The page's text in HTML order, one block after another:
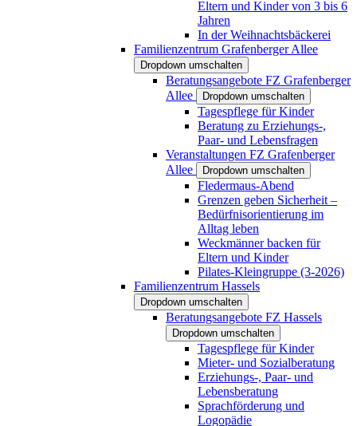
Eltern und Kinder von 3 bis 6
Jahren
In der Weihnachtsbäckerei
Familienzentrum Grafenberger Allee
Dropdown umschalten
Beratungsangebote FZ Grafenberger
Allee
Dropdown umschalten
Tagespflege für Kinder
Beratung zu Erziehungs-,
Paar- und Lebensfragen
Veranstaltungen FZ Grafenberger
Allee
Dropdown umschalten
Fledermaus-Abend
Grenzen geben Sicherheit –
Bedürfnisorientierung im
Alltag leben
Weckmänner backen für
Eltern und Kinder
Pilates-Kleingruppe (3-2026)
Familienzentrum Hassels
Dropdown umschalten
Beratungsangebote FZ Hassels
Dropdown umschalten
Tagespflege für Kinder
Mieter- und Sozialberatung
Erziehungs-, Paar- und
Lebensberatung
Sprachförderung und
Logopädie